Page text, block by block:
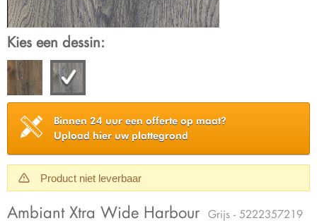
Kies een dessin:
Binnen 24 uur een offerte op maat?
Upload hier uw plattegrond
Product niet leverbaar
Ambiant Xtra Wide Harbour Grijs - 5222357219